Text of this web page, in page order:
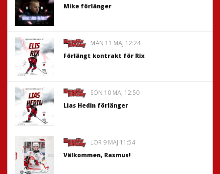
Mike förlänger
MÅN 11 MAJ 12:24
Förlängt kontrakt för Rix
SÖN 10 MAJ 12:50
Lias Hedin förlänger
LÖR 9 MAJ 11:54
Välkommen, Rasmus!